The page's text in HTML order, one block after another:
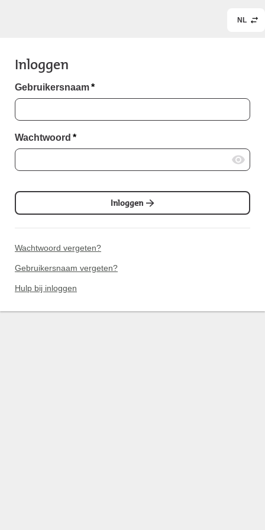
NL
Inloggen
Gebruikersnaam*
Wachtwoord *
Inloggen
Wachtwoord vergeten?
Gebruikersnaam vergeten?
Hulp bij inloggen